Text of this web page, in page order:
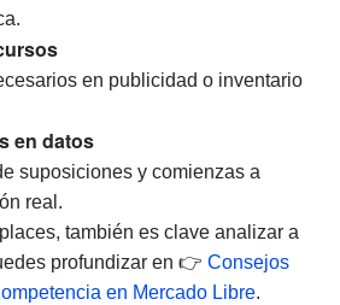
en publicidad o inventario
en datos
suposiciones y comienzas a
real.
también es clave analizar a
profundizar en 👉 Consejos
en Mercado Libre.